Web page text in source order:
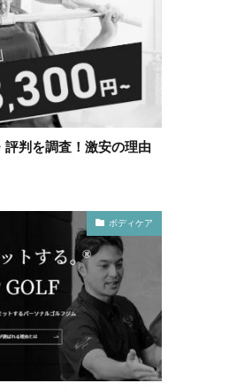
評判を調査！激安の理由
ボディケア